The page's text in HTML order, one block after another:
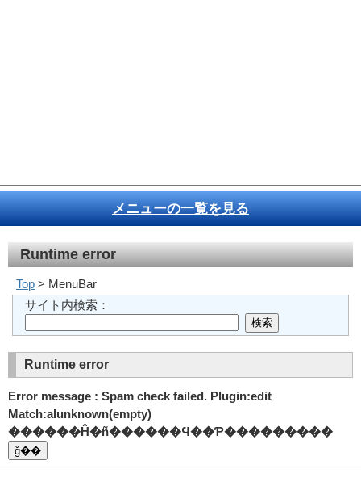
メニューの一覧を見る
Runtime error
Top > MenuBar
サイト内検索：
Runtime error
Error message : Spam check failed. Plugin:edit
Match:alunknown(empty)
������Ĥ�ñ������Ϥ��Ƥ���������